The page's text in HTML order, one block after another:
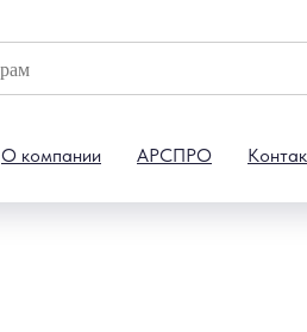
О компании АРСПРО